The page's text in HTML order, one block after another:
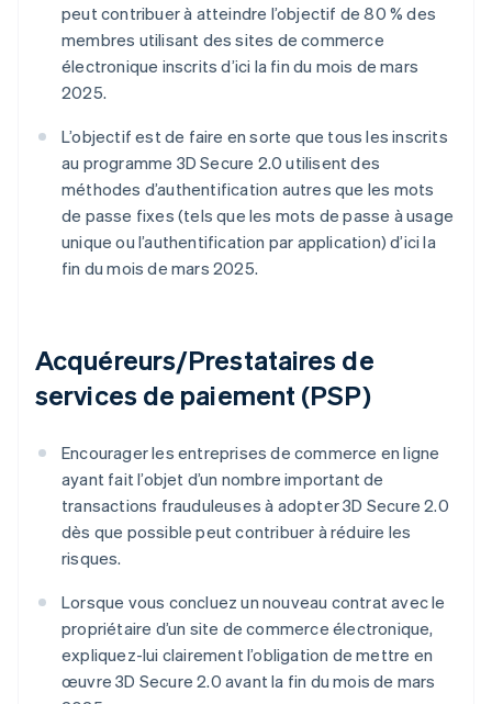
peut contribuer à atteindre l’objectif de 80 % des
membres utilisant des sites de commerce
électronique inscrits d’ici la fin du mois de mars
2025.
L’objectif est de faire en sorte que tous les inscrits
au programme 3D Secure 2.0 utilisent des
méthodes d’authentification autres que les mots
de passe fixes (tels que les mots de passe à usage
unique ou l’authentification par application) d’ici la
fin du mois de mars 2025.
Acquéreurs/Prestataires de
services de paiement (PSP)
Encourager les entreprises de commerce en ligne
ayant fait l’objet d’un nombre important de
transactions frauduleuses à adopter 3D Secure 2.0
dès que possible peut contribuer à réduire les
risques.
Lorsque vous concluez un nouveau contrat avec le
propriétaire d’un site de commerce électronique,
expliquez-lui clairement l’obligation de mettre en
œuvre 3D Secure 2.0 avant la fin du mois de mars